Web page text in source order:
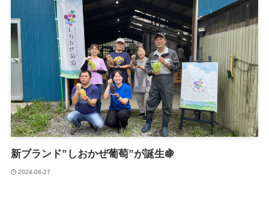
新ブランド”しおかぜ葡萄”が誕生🍇
2024-08-27